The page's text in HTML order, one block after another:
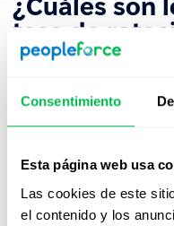
Consentimiento
Esta página web usa
Las cookies de este
el contenido y los
¿Cuáles son
tasa de
elevada?
Perder un gran número
incorporación no es
Además, existen